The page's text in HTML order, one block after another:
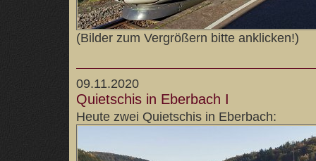
(Bilder zum Vergrößern bitte anklicken!)
09.11.2020
Quietschis in Eberbach I
Heute zwei Quietschis in Eberbach: